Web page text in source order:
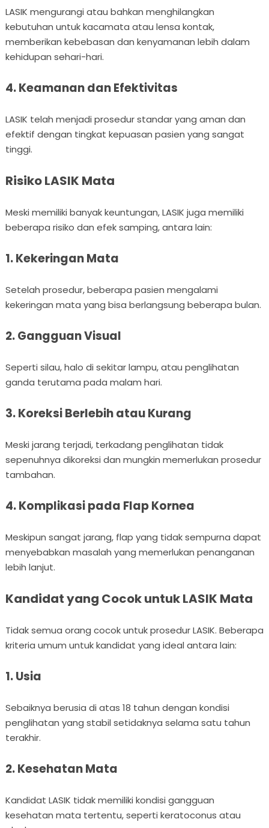
LASIK mengurangi atau bahkan menghilangkan
kebutuhan untuk kacamata atau lensa kontak,
memberikan kebebasan dan kenyamanan lebih dalam
kehidupan sehari-hari.
4. Keamanan dan Efektivitas
LASIK telah menjadi prosedur standar yang aman dan
efektif dengan tingkat kepuasan pasien yang sangat
tinggi.
Risiko LASIK Mata
Meski memiliki banyak keuntungan, LASIK juga memiliki
beberapa risiko dan efek samping, antara lain:
1. Kekeringan Mata
Setelah prosedur, beberapa pasien mengalami
kekeringan mata yang bisa berlangsung beberapa bulan.
2. Gangguan Visual
Seperti silau, halo di sekitar lampu, atau penglihatan
ganda terutama pada malam hari.
3. Koreksi Berlebih atau Kurang
Meski jarang terjadi, terkadang penglihatan tidak
sepenuhnya dikoreksi dan mungkin memerlukan prosedur
tambahan.
4. Komplikasi pada Flap Kornea
Meskipun sangat jarang, flap yang tidak sempurna dapat
menyebabkan masalah yang memerlukan penanganan
lebih lanjut.
Kandidat yang Cocok untuk LASIK Mata
Tidak semua orang cocok untuk prosedur LASIK. Beberapa
kriteria umum untuk kandidat yang ideal antara lain:
1. Usia
Sebaiknya berusia di atas 18 tahun dengan kondisi
penglihatan yang stabil setidaknya selama satu tahun
terakhir.
2. Kesehatan Mata
Kandidat LASIK tidak memiliki kondisi gangguan
kesehatan mata tertentu, seperti keratoconus atau